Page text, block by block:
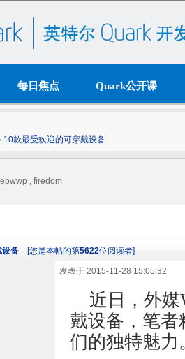
每日焦点 Quark公开课
10款最受欢迎的可穿戴设备
, firedom
设备[您是本帖的第5622位阅读者]
发表于 2015-11-28 15:05:32
近日，外媒
戴设备，笔者
们的独特魅力